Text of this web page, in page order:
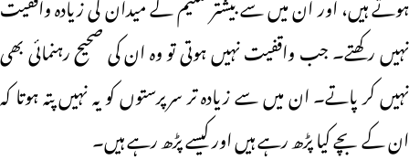
نہیں رکھتے۔ جب واقفیت نہیں ہوتی تو وہ ان کی صحیح رہنمائی بھی
نہیں کر پاتے۔ ان میں سے زیادہ تر سرپرستوں کو یہ نہیں پتہ ہوتا کہ
ان کے بچے کیا پڑھ رہے ہیں اور کیسے پڑھ رہے ہیں۔